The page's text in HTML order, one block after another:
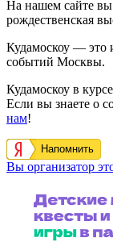
На нашем сайте
рождественская
Кудамоскоу — это
событий Москвы.
Кудамоскоу в
Если вы знаете о
нам!
Напомнить
Вы организатор